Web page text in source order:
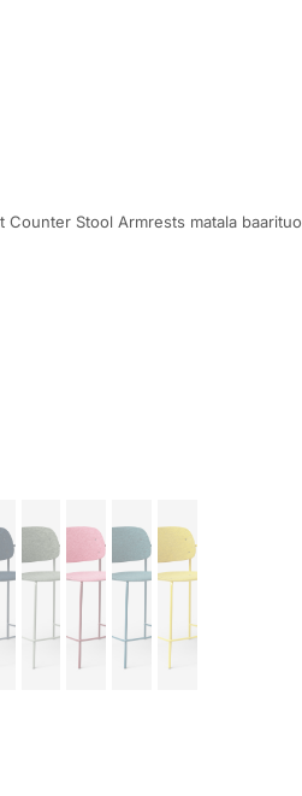
Counter Stool Armrests matala